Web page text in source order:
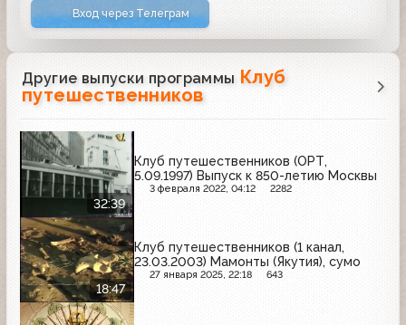
Вход через Телеграм
Другие выпуски программы Клуб
путешественников
32:39
Клуб путешественников (ОРТ,
5.09.1997) Выпуск к 850-летию Москвы
3 февраля 2022, 04:12 2282
18:47
Клуб путешественников (1 канал,
23.03.2003) Мамонты (Якутия), сумо
27 января 2025, 22:18 643